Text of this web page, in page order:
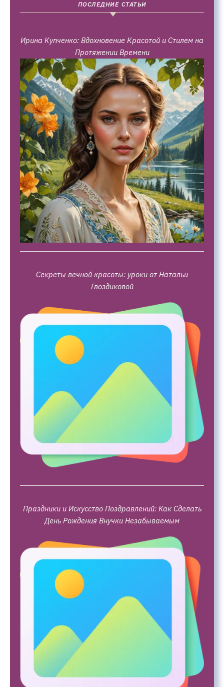
ПОСЛЕДНИЕ СТАТЬИ
Ирина Купченко: Вдохновение Красотой и Стилем на
Протяжении Времени
Секреты вечной красоты: уроки от Натальи
Гвоздиковой
Праздники и Искусство Поздравлений: Как Сделать
День Рождения Внучки Незабываемым